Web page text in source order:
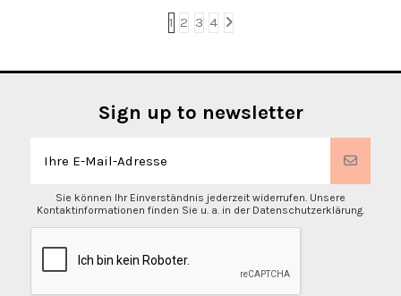
1 2 3 4
Sign up to newsletter
Sie können Ihr Einverständnis jederzeit widerrufen. Unsere
Kontaktinformationen finden Sie u. a. in der Datenschutzerklärung.